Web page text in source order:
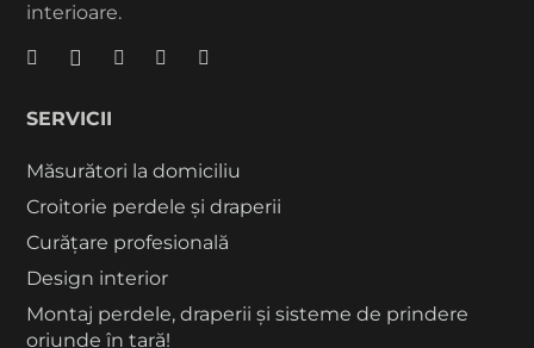
interioare.
SERVICII
Măsurători la domiciliu
Croitorie perdele și draperii
Curățare profesională
Design interior
Montaj perdele, draperii și sisteme de prindere
oriunde în țară!